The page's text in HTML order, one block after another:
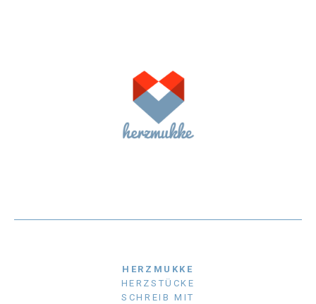
HERZMUKKE
HERZSTÜCKE
SCHREIB MIT